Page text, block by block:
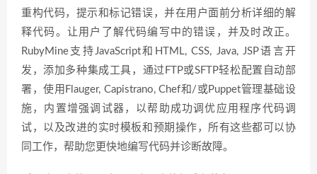
重构代码，提示和标记错误，并在用户面前分析详细的解
释代码。让用户了解代码编写中的错误，并及时改正。
RubyMine支持JavaScript和HTML, CSS, Java, JSP语言开
发，添加多种集成工具，通过FTP或SFTP轻松配置自动部
署，使用Flauger, Capistrano, Chef和/或Puppet管理基础设
施，内置增强调试器，以帮助成功调优应用程序代码调
试，以及改进的实时模板和预期操作，所有这些都可以协
同工作，帮助您更快地编写代码并诊断故障。